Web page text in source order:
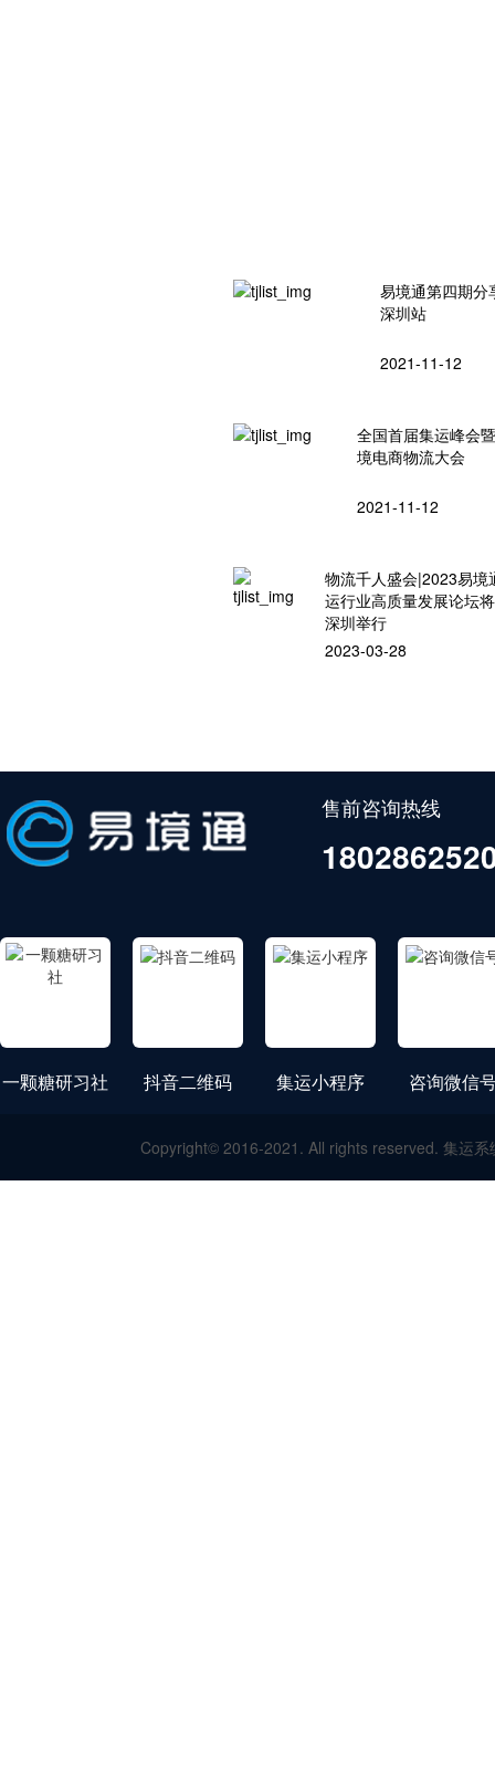
易境通第四期分
深圳站
2021-11-12
全国首届集运峰会
境电商物流大会
2021-11-12
物流千人盛会|2023易境
运行业高质量发展论坛
深圳举行
2023-03-28
售前咨询热线
一颗糖研习社 抖音二维码 集运小程序 咨询微信
Copyright© 2016-2021. All rights reserved. 集运